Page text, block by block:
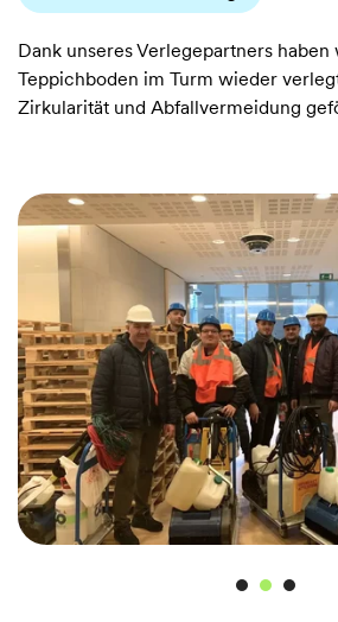
Dank unseres Verlegepartners haben
Teppichboden im Turm wieder
Zirkularität und Abfallvermeidung